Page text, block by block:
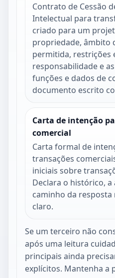
Contrato de Cessão
Intelectual para
criado para um
propriedade, âmbito
permitida, restrições
responsabilidade e
funções e dados de
documento escrito
Carta de intenção
comercial
Carta formal de
transações
iniciais sobre
Declara o histórico, a
caminho da
claro.
Se um terceiro não
após uma leitura
principais ainda
explícitos. Mantenha a